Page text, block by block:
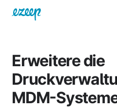
Erweitere die
MDM-